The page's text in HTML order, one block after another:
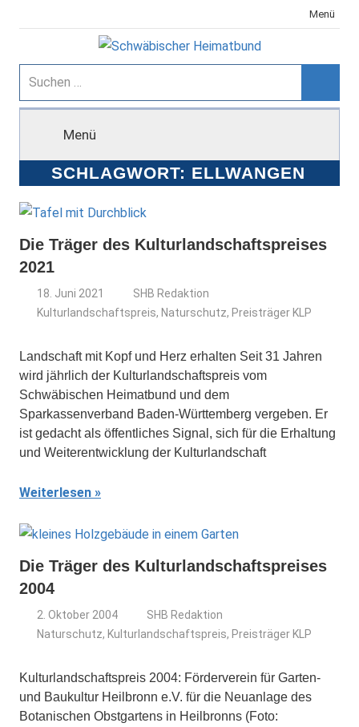
Inhalt
Menü
Schwäbischer
Heimatbund
Suchen
nach:
Menü
SCHLAGWORT: ELLWANGEN
Die Träger des Kulturlandschaftspreises
2021
18. Juni 2021
SHB Redaktion
Kulturlandschaftspreis, Naturschutz, Preisträger KLP
Landschaft mit Kopf und Herz erhalten Seit 31 Jahren
wird jährlich der Kulturlandschaftspreis vom
Schwäbischen Heimatbund und dem
Sparkassenverband Baden-Württemberg vergeben. Er
ist gedacht als öffentliches Signal, sich für die Erhaltung
und Weiterentwicklung der Kulturlandschaft
Weiterlesen
Die Träger des Kulturlandschaftspreises
2004
2. Oktober 2004
SHB Redaktion
Naturschutz, Kulturlandschaftspreis, Preisträger KLP
Kulturlandschaftspreis 2004: Förderverein für Garten-
und Baukultur Heilbronn e.V. für die Neuanlage des
Botanischen Obstgartens in Heilbronns (Foto: